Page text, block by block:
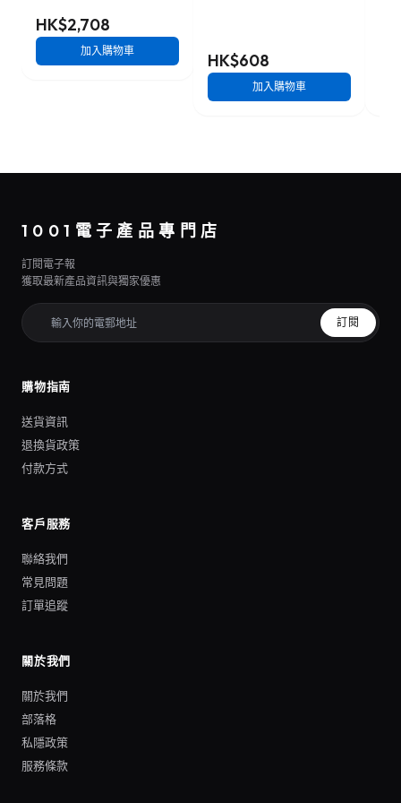
HK$2,708
加入購物車 HK$608
加入購物車
1001電子產品專門店
訂閱電子報
獲取最新產品資訊與獨家優惠
訂閱
購物指南
送貨資訊
退換貨政策
付款方式
客戶服務
聯絡我們
常見問題
訂單追蹤
關於我們
關於我們
部落格
私隱政策
服務條款